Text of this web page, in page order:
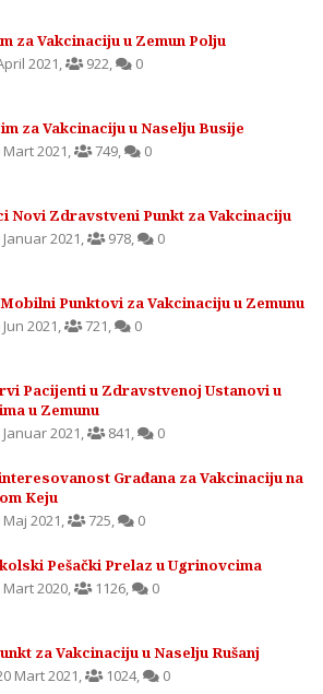
za Vakcinaciju u Zemun Polju
2021, 922, 0
za Vakcinaciju u Naselju Busije
Mart 2021, 749, 0
Novi Zdravstveni Punkt za Vakcinaciju
Januar 2021, 978, 0
Punktovi za Vakcinaciju u Zemunu
Jun 2021, 721, 0
Pacijenti u Zdravstvenoj Ustanovi u
u Zemunu
Januar 2021, 841, 0
Građana za Vakcinaciju na
Keju
Maj 2021, 725, 0
Pešački Prelaz u Ugrinovcima
Mart 2020, 1126, 0
za Vakcinaciju u Naselju Rušanj
Mart 2021, 1024, 0